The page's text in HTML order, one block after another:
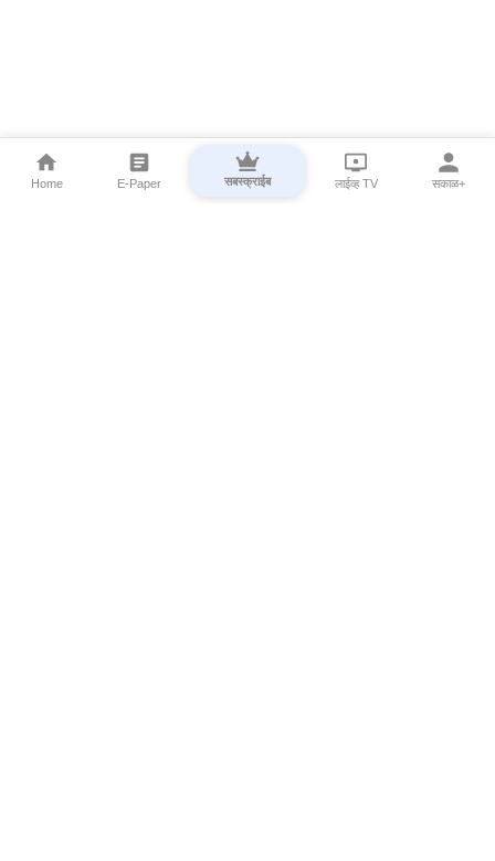
Home E-Paper सबस्क्राईब लाईव्ह TV सकाळ+